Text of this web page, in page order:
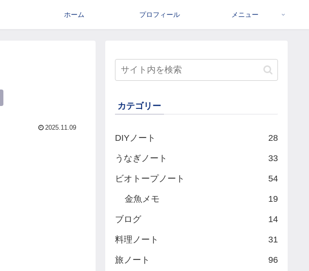
ホーム プロフィール メニュー
2025.11.09
カテゴリー
DIYノート 28
うなぎノート 33
ビオトープノート 54
金魚メモ 19
ブログ 14
料理ノート 31
旅ノート 96